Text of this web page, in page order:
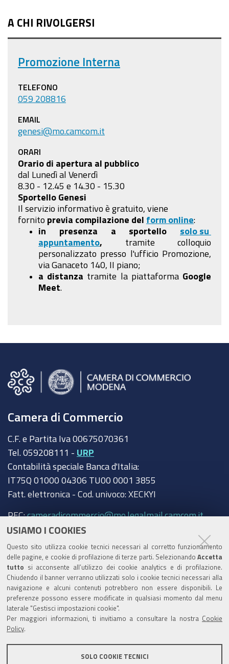
USIAMO I COOKIES
Questo sito utilizza cookie tecnici necessari al corretto funzionamento
delle pagine, e cookie di profilazione di terze parti. Selezionando Accetta
tutto si acconsente all’utilizzo dei cookie analytics e di profilazione.
Chiudendo il banner verranno utilizzati solo i cookie tecnici necessari alla
navigazione e alcuni contenuti potrebbero non essere disponibili. Le
preferenze possono essere modificate in qualsiasi momento dal menu
laterale "Gestisci impostazioni cookie".
Per maggiori informazioni, ti invitiamo a consultare la nostra Cookie
Policy
SOLO COOKIE TECNICI
A CHI RIVOLGERSI
Promozione Interna
TELEFONO
059 208816
EMAIL
genesi@mo.camcom.it
ORARI
Orario di apertura al pubblico
dal Lunedì al Venerdì
8.30 - 12.45 e 14.30 - 15.30
Sportello Genesi
Il servizio informativo è gratuito, viene
fornito previa compilazione del form online:
in presenza a sportello solo su
appuntamento
tramite colloquio
personalizzato presso l'ufficio Promozione,
via Ganaceto 140, II piano;
a distanza tramite la piattaforma Google
Meet
Camera di Commercio
C.F. e Partita Iva 00675070361
Tel. 059208111 - URP
Contabilità speciale Banca d'Italia:
IT75Q 01000 04306 TU00 0001 3855
Fatt. elettronica - Cod. univoco: XECKYI
PEC:cameradicommercio@mo.legalmail.camcom.it
Trasparenza
Amministrazione trasparente
Albo Camerale
Pubblicità Legale
Area riservata Amministratori